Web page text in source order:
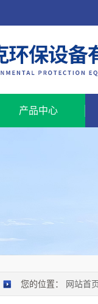
产品中心
您的位置： 网站首